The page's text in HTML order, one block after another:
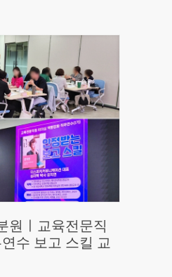
원ㅣ교육전문직
수 보고 스킬 교